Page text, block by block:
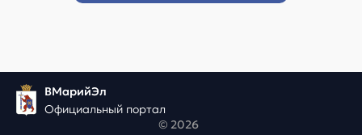
ВМарийЭл
Официальный портал
© 2026